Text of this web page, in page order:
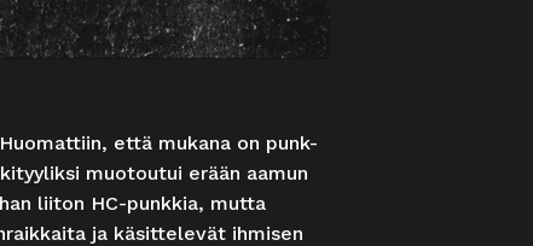
että mukana on punk-
muotoutui erään aamun
liiton HC-punkkia, mutta
ja käsittelevät ihmisen